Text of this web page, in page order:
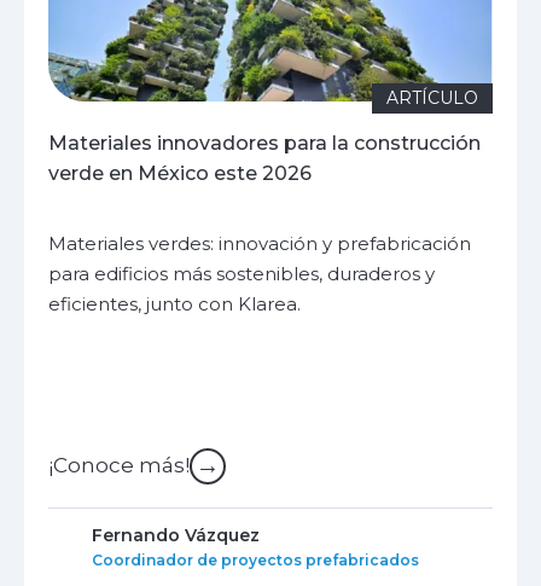
ARTÍCULO
Materiales innovadores para la construcción
verde en México este 2026
Materiales verdes: innovación y prefabricación
para edificios más sostenibles, duraderos y
eficientes, junto con Klarea.
¡Conoce más! →
Fernando Vázquez
Coordinador de proyectos prefabricados